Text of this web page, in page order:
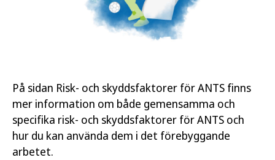
På sidan Risk- och skyddsfaktorer för ANTS finns
mer information om både gemensamma och
specifika risk- och skyddsfaktorer för ANTS och
hur du kan använda dem i det förebyggande
arbetet.